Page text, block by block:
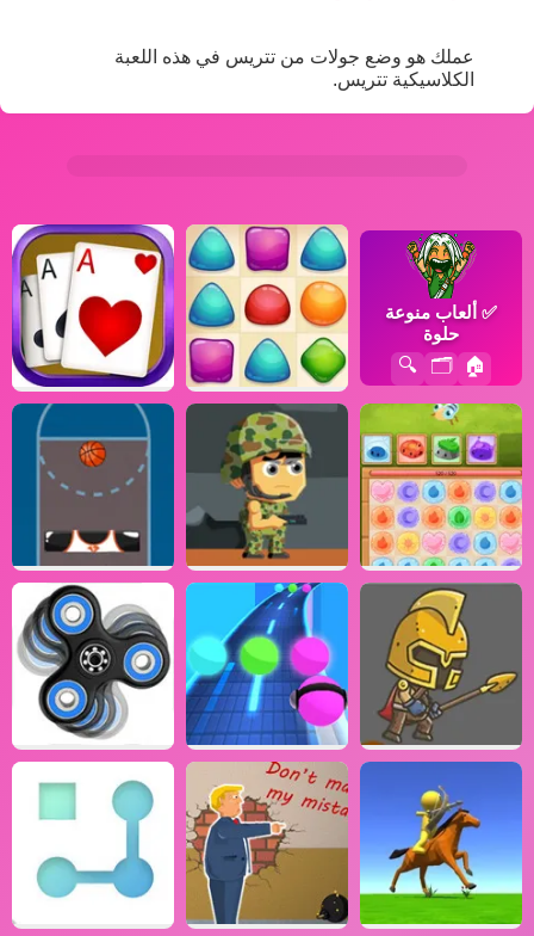
عملك هو وضع جولات من تتريس في هذه اللعبة
الكلاسيكية تتريس.
✅ ألعاب منوعة
حلوة
🏠
🗂️
🔍